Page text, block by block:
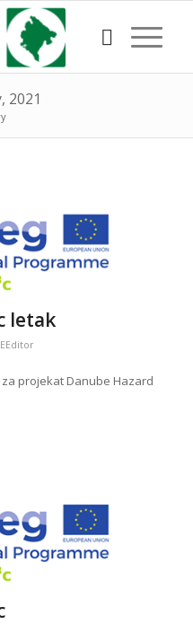
2021
letak
projekat Danube Hazard